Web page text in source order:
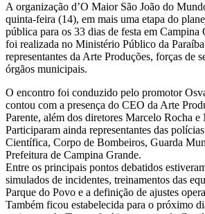
A organização d’O Maior São João do
quinta-feira (14), em mais uma etapa do
pública para os 33 dias de festa em Campina
foi realizada no Ministério Público da
representantes da Arte Produções, forças de
órgãos municipais.
O encontro foi conduzido pelo promotor
contou com a presença do CEO da Arte
Parente, além dos diretores Marcelo Rocha e
Participaram ainda representantes das
Científica, Corpo de Bombeiros, Guarda
Prefeitura de Campina Grande.
Entre os principais pontos debatidos
simulados de incidentes, treinamentos das
Parque do Povo e a definição de ajustes
Também ficou estabelecida para o próximo